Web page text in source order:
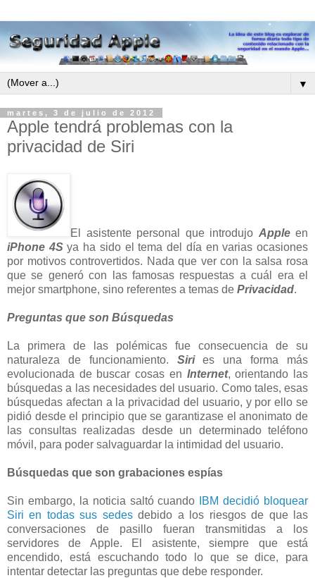
▼
martes, 3 de julio de 2012
Apple tendrá problemas con la
privacidad de Siri
El asistente personal que introdujo Appleen
iPhone 4Sya ha sido el tema del día en varias ocasiones
por motivos controvertidos. Nada que ver con la salsa rosa
que se generó con las famosas respuestas a cuál era el
mejor smartphone, sino referentes a temas de Privacidad.
Preguntas que son Búsquedas
La primera de las polémicas fue consecuencia de su
naturaleza de funcionamiento. Siries una forma más
evolucionada de buscar cosas en Internet, orientando las
búsquedas a las necesidades del usuario. Como tales, esas
búsquedas afectan a la privacidad del usuario, y por ello se
pidió desde el principio que se garantizase el anonimato de
las consultas realizadas desde un determinado teléfono
móvil, para poder salvaguardar la intimidad del usuario.
Búsquedas que son grabaciones espías
Sin embargo, la noticia saltó cuando
IBM decidió bloquear
Siri en todas sus sedesdebido a los riesgos de que las
conversaciones de pasillo fueran transmitidas a los
servidores de Apple. El asistente, siempre que está
encendido, está escuchando todo lo que se dice, para
intentar detectar las preguntas que debe responder.